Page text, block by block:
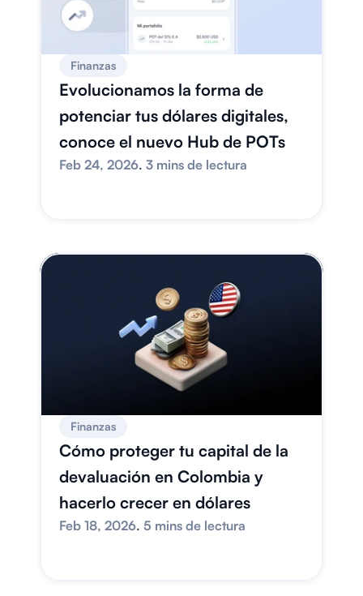
Finanzas
Evolucionamos la forma de
potenciar tus dólares digitales,
conoce el nuevo Hub de POTs
Feb 24, 2026. 3 mins de lectura
Finanzas
Cómo proteger tu capital de la
devaluación en Colombia y
hacerlo crecer en dólares
Feb 18, 2026. 5 mins de lectura